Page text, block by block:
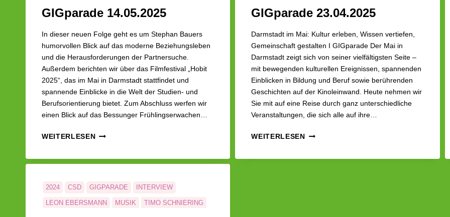
GIGparade 14.05.2025
In dieser neuen Folge geht es um Stephan Bauers
humorvollen Blick auf das moderne Beziehungsleben
und die Herausforderungen der Partnersuche.
Außerdem berichten wir über das Filmfestival „Hobit
2025“, das im Mai in Darmstadt stattfindet und
spannende Einblicke in die Welt der Studien- und
Berufsorientierung bietet. Zum Abschluss werfen wir
einen Blick auf das Bessunger Frühlingserwachen…
WEITERLESENGIGPARADE
GIGparade 23.04.2025
Darmstadt im Mai: Kultur erleben, Wissen vertiefen,
Gemeinschaft gestalten I GIGparade Der Mai in
Darmstadt zeigt sich von seiner vielfältigsten Seite –
mit bewegenden kulturellen Ereignissen, spannenden
Einblicken in Bildung und Beruf sowie berührenden
Geschichten auf der Kinoleinwand. Heute nehmen wir
Sie mit auf eine Reise durch ganz unterschiedliche
Veranstaltungen, die sich alle auf ihre…
WEITERLESENGIGPARADE
2024 CSD GIGPARADE INTERVIEW
LEON EBERSMANN MUSIK TIMO SCHNIERING